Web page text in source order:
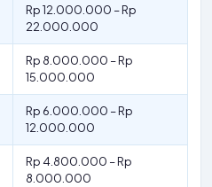
Rp 12.000.000 – Rp
22.000.000
Rp 8.000.000 – Rp
15.000.000
Rp 6.000.000 – Rp
12.000.000
Rp 4.800.000 – Rp
8.000.000